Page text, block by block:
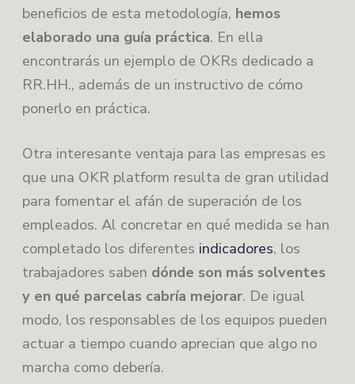
beneficios de esta metodología, hemos
elaborado una guía práctica. En ella
encontrarás un ejemplo de OKRs dedicado a
RR.HH., además de un instructivo de cómo
ponerlo en práctica.
Otra interesante ventaja para las empresas es
que una OKR platform resulta de gran utilidad
para fomentar el afán de superación de los
empleados. Al concretar en qué medida se han
completado los diferentes indicadores, los
trabajadores saben dónde son más solventes
y en qué parcelas cabría mejorar. De igual
modo, los responsables de los equipos pueden
actuar a tiempo cuando aprecian que algo no
marcha como debería.